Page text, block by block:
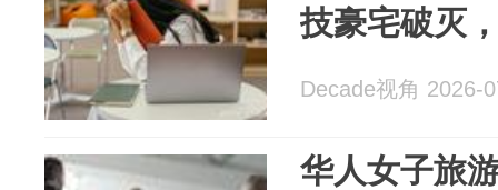
技豪宅破灭
Decade视角 2026-
华人女子旅